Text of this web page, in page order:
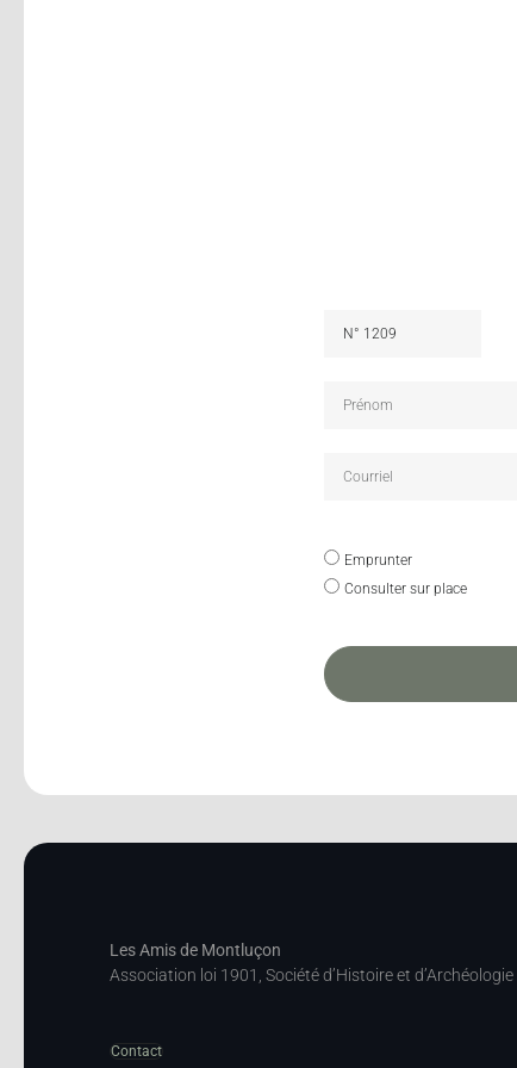
Emprunter
Consulter sur place
Les Amis de Montluçon
Association loi 1901, Société d’Histoire et d’Archéologie
Contact